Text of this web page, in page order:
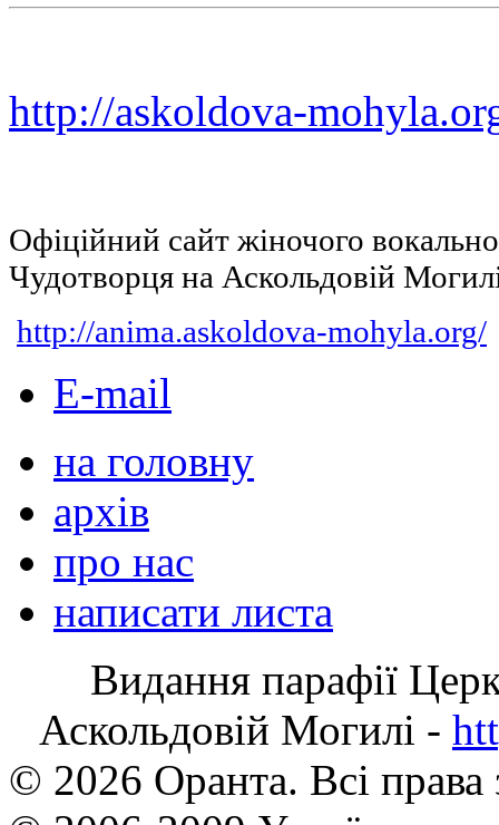
http://askoldova-
Офіційний сайт жіночого
Чудотворця на Аскольдовій
http://anima.askoldova-mohyla.org/
E-mail
на головну
архів
про нас
написати листа
Видання парафії
Аскольдовій Могилі -
© 2026 Оранта. Всі